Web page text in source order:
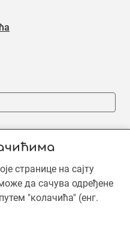
странице на сајту
да сачува одређене
"колачића" (енг.
задржана. Садржај је
је Тараба доо,
Неовлашћена употреба